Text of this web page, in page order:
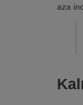
aza